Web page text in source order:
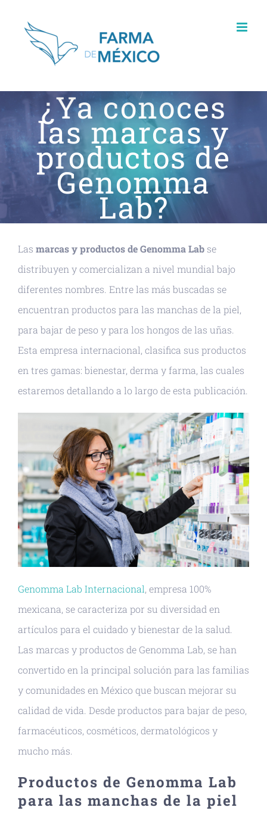
¿Ya conoces
las marcas y
productos de
Genomma
Lab?
Las marcas y productos de Genomma Lab se
distribuyen y comercializan a nivel mundial bajo
diferentes nombres. Entre las más buscadas se
encuentran productos para las manchas de la piel,
para bajar de peso y para los hongos de las uñas.
Esta empresa internacional, clasifica sus productos
en tres gamas: bienestar, derma y farma, las cuales
estaremos detallando a lo largo de esta publicación.
Genomma Lab Internacional, empresa 100%
mexicana, se caracteriza por su diversidad en
artículos para el cuidado y bienestar de la salud.
Las marcas y productos de Genomma Lab, se han
convertido en la principal solución para las familias
y comunidades en México que buscan mejorar su
calidad de vida. Desde productos para bajar de peso,
farmacéuticos, cosméticos, dermatológicos y
mucho más.
Productos de Genomma Lab
para las manchas de la piel